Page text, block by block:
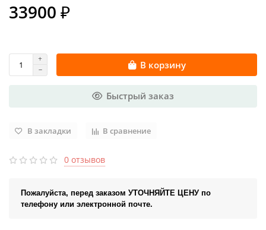
33900 ₽
В корзину
Быстрый заказ
В закладки В сравнение
0 отзывов
Пожалуйста, перед заказом УТОЧНЯЙТЕ ЦЕНУ по
телефону или электронной почте.